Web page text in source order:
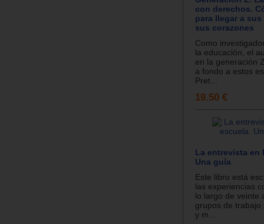
con derechos.
para llegar a sus
sus corazones
Como
la educación, el
en la generación
a fondo a estos
Pret...
19.50 €
La entrevista en
Una guía
Este libro está
las experiencias
lo largo de veinte
grupos de trabajo
y m...